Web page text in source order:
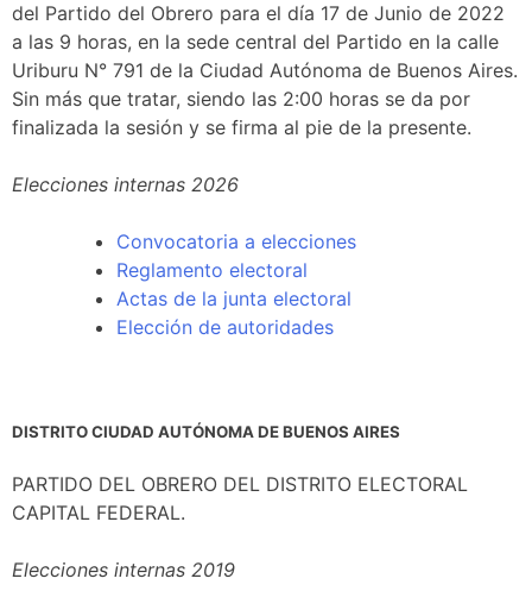
del Partido del Obrero para el día 17 de Junio de 2022
a las 9 horas, en la sede central del Partido en la calle
Uriburu N° 791 de la Ciudad Autónoma de Buenos Aires.
Sin más que tratar, siendo las 2:00 horas se da por
finalizada la sesión y se firma al pie de la presente.
Elecciones internas 2026
Convocatoria a elecciones
Reglamento electoral
Actas de la junta electoral
Elección de autoridades
DISTRITO CIUDAD AUTÓNOMA DE BUENOS AIRES
PARTIDO DEL OBRERO DEL DISTRITO ELECTORAL
CAPITAL FEDERAL.
Elecciones internas 2019